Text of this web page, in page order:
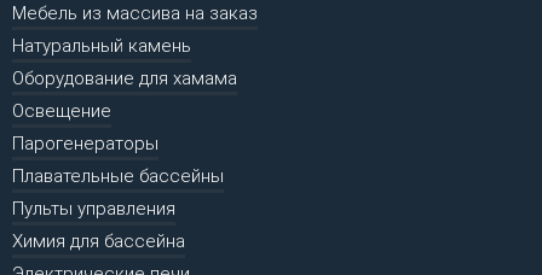
Мебель из массива на заказ
Натуральный камень
Оборудование для хамама
Освещение
Парогенераторы
Плавательные бассейны
Пульты управления
Химия для бассейна